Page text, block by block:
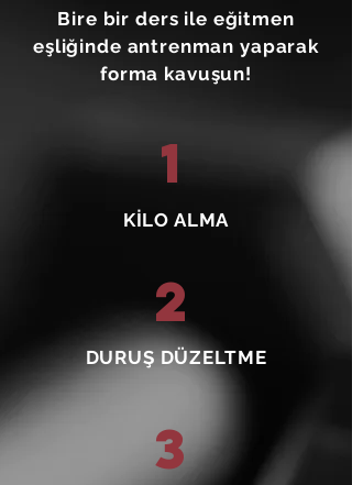
Bire bir ders ile eğitmen
eşliğinde antrenman yaparak
forma kavuşun!
1
KİLO ALMA
2
DURUŞ DÜZELTME
3